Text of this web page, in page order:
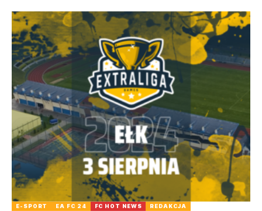
E-SPORT EA FC 24 FC HOT NEWS REDAKCJA